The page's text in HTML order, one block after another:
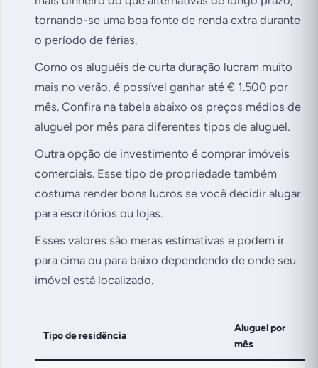
tornando-se uma boa fonte de renda extra durante
o período de férias.
Como os aluguéis de curta duração lucram muito
mais no verão, é possível ganhar até € 1.500 por
mês. Confira na tabela abaixo os preços médios de
aluguel por mês para diferentes tipos de aluguel.
Outra opção de investimento é comprar imóveis
comerciais. Esse tipo de propriedade também
costuma render bons lucros se você decidir alugar
para escritórios ou lojas.
Esses valores são meras estimativas e podem ir
para cima ou para baixo dependendo de onde seu
imóvel está localizado.
Tipo de residência
Aluguel por
mês